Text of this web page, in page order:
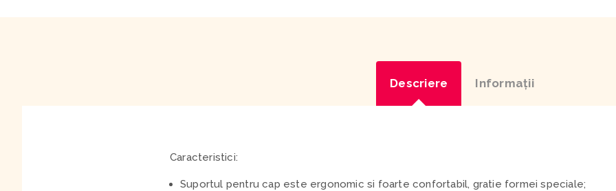
Descriere Informaţii
Caracteristici:
Suportul pentru cap este ergonomic si foarte confortabil, gratie formei speciale;